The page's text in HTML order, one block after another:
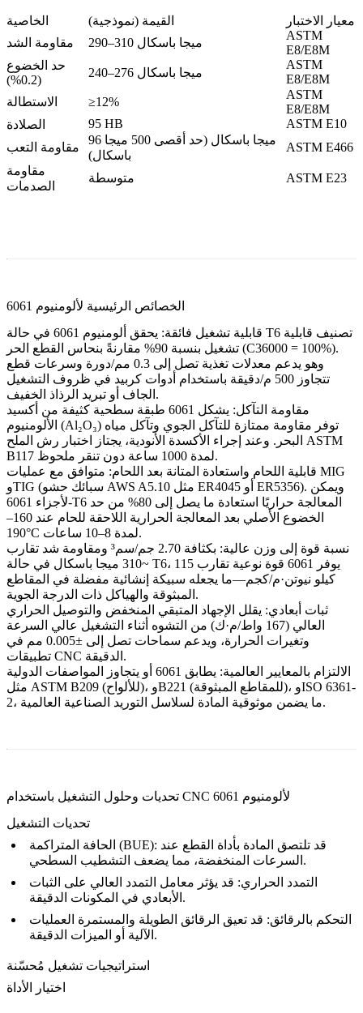
الخاصية القيمة (نموذجية)
معيار الاختبار
مقاومة الشد
290–310 ميجا باسكال
ASTM
E8/E8M
حد الخضوع
(0.2%)
240–276 ميجا باسكال
ASTM
E8/E8M
الاستطالة
≥12%
ASTM
E8/E8M
الصلادة
95 HB
ASTM E10
مقاومة التعب
96 ميجا باسكال (حد أقصى 500 ميجا
باسكال)
ASTM E466
مقاومة
الصدمات
متوسطة ASTM E23
الخصائص الرئيسية لألومنيوم 6061
قابلية تشغيل فائقة:
يحقق ألومنيوم 6061 في حالة T6 تصنيف قابلية
تشغيل بنسبة 90% مقارنةً بنحاس القطع الحر (C36000 = 100%).
وهو يدعم معدلات تغذية تصل إلى 0.3 مم/دورة وسرعات قطع
تتجاوز 500 م/دقيقة باستخدام أدوات كربيد في ظروف التشغيل
الجاف أو تبريد الرذاذ الخفيف.
مقاومة التآكل:
يشكل 6061 طبقة سطحية كثيفة من أكسيد
الألومنيوم (Al₂O₃) توفر مقاومة ممتازة للتآكل الجوي وتآكل مياه
البحر. وعند إجراء الأكسدة الأنودية، يجتاز اختبار رش الملح ASTM
B117 لمدة 1000 ساعة دون تنقر ملحوظ.
قابلية اللحام واستعادة المتانة بعد اللحام: متوافق مع عمليات MIG
وTIG (سبائك حشو AWS A5.10 مثل ER4045 أو ER5356). ويمكن
لأجزاء 6061-T6 المعالجة حراريًا استعادة ما يصل إلى 80% من حد
الخضوع الأصلي بعد المعالجة الحرارية اللاحقة للحام عند 160–
190°C لمدة 8–10 ساعات.
نسبة قوة إلى وزن عالية:
بكثافة 2.70 جم/سم³ ومقاومة شد تقارب
~310 ميجا باسكال في حالة T6، يوفر 6061 قوة نوعية تقارب 115
كيلو نيوتن·م/كجم—ما يجعله سبيكة إنشائية مفضلة في المقاطع
المبثوقة والهياكل ذات الدرجة الجوية.
ثبات أبعادي: يقلل الإجهاد المتبقي المنخفض والتوصيل الحراري
العالي (167 واط/م·ك) من التشوه أثناء التشغيل عالي السرعة
وتغيرات الحرارة، ويدعم سماحات تصل إلى ±0.005 مم في
تطبيقات CNC الدقيقة.
الالتزام بالمعايير العالمية:
يطابق 6061 أو يتجاوز المواصفات الدولية
مثل ASTM B209 (للألواح)، وB221 (للمقاطع المبثوقة)، وISO 6361-
2، ما يضمن موثوقية المادة لسلاسل التوريد الصناعية العالمية.
تحديات وحلول التشغيل باستخدام CNC لألومنيوم 6061
تحديات التشغيل
الحافة المتراكمة (BUE):
السرعات المنخفضة، مما يضعف التشطيب السطحي.
التمدد الحراري: قد يؤثر معامل التمدد العالي على الثبات
الأبعادي في المكونات الدقيقة.
التحكم بالرقائق: قد تعيق الرقائق الطويلة والمستمرة العمليات
الآلية أو الميزات الدقيقة.
استراتيجيات تشغيل مُحسّنة
اختيار الأداة